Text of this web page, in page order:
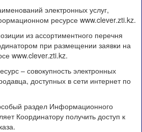
электронных услуг,
ресурсе www.clever.zti.kz.
из ассортиментного перечня
при размещении заявки на
www.clever.zti.kz.
– совокупность электронных
доступных в сети интернет по
раздел Информационного
Координатору получить доступ к